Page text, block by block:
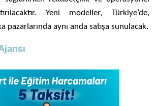
Yeni modeller, Türkiye’de,
pazarlarında aynı anda satışa sunulacak.